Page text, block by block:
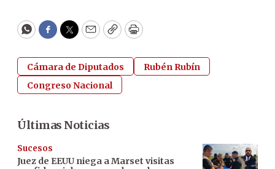
WhatsApp
Facebook
Twitter
EmailCopyPrint
Cámara de Diputados
Rubén Rubín
Congreso Nacional
Últimas Noticias
Sucesos
Juez de EEUU niega a Marset visitas